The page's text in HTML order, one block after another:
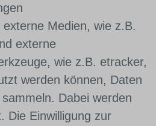
Medien, wie z.B.
externe
wie z.B. etracker,
werden können, Daten
Dabei werden
Die Einwilligung zur